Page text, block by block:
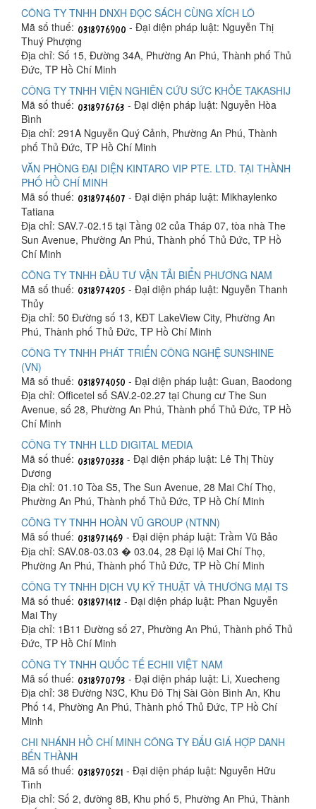
CÔNG TY TNHH DNXH ĐỌC SÁCH CÙNG XÍCH LÔ
Mã số thuế:
- Đại diện pháp luật: Nguyễn Thị
Thuý Phượng
Địa chỉ: Số 15, Đường 34A, Phường An Phú, Thành phố Thủ
Đức, TP Hồ Chí Minh
CÔNG TY TNHH VIỆN NGHIÊN CỨU SỨC KHỎE TAKASHIJ
Mã số thuế:
- Đại diện pháp luật: Nguyễn Hòa
Bình
Địa chỉ: 291A Nguyễn Quý Cảnh, Phường An Phú, Thành
phố Thủ Đức, TP Hồ Chí Minh
VĂN PHÒNG ĐẠI DIỆN KINTARO VIP PTE. LTD. TẠI THÀNH
PHỐ HỒ CHÍ MINH
Mã số thuế:
- Đại diện pháp luật: Mikhaylenko
Tatiana
Địa chỉ: SAV.7-02.15 tại Tầng 02 của Tháp 07, tòa nhà The
Sun Avenue, Phường An Phú, Thành phố Thủ Đức, TP Hồ
Chí Minh
CÔNG TY TNHH ĐẦU TƯ VẬN TẢI BIỂN PHƯƠNG NAM
Mã số thuế:
- Đại diện pháp luật: Nguyễn Thanh
Thủy
Địa chỉ: 50 Đường số 13, KĐT LakeView City, Phường An
Phú, Thành phố Thủ Đức, TP Hồ Chí Minh
CÔNG TY TNHH PHÁT TRIỂN CÔNG NGHỆ SUNSHINE
(VN)
Mã số thuế:
- Đại diện pháp luật: Guan, Baodong
Địa chỉ: Officetel số SAV.2-02.27 tại Chung cư The Sun
Avenue, số 28, Phường An Phú, Thành phố Thủ Đức, TP Hồ
Chí Minh
CÔNG TY TNHH LLD DIGITAL MEDIA
Mã số thuế:
- Đại diện pháp luật: Lê Thị Thùy
Dương
Địa chỉ: 01.10 Tòa S5, The Sun Avenue, 28 Mai Chí Thọ,
Phường An Phú, Thành phố Thủ Đức, TP Hồ Chí Minh
CÔNG TY TNHH HOÀN VŨ GROUP (NTNN)
Mã số thuế:
- Đại diện pháp luật: Trầm Vũ Bảo
Địa chỉ: SAV.08-03.03 � 03.04, 28 Đại lộ Mai Chí Thọ,
Phường An Phú, Thành phố Thủ Đức, TP Hồ Chí Minh
CÔNG TY TNHH DỊCH VỤ KỸ THUẬT VÀ THƯƠNG MẠI TS
Mã số thuế:
- Đại diện pháp luật: Phan Nguyễn
Mai Thy
Địa chỉ: 1B11 Đường số 27, Phường An Phú, Thành phố Thủ
Đức, TP Hồ Chí Minh
CÔNG TY TNHH QUỐC TẾ ECHII VIỆT NAM
Mã số thuế:
- Đại diện pháp luật: Li, Xuecheng
Địa chỉ: 38 Đường N3C, Khu Đô Thị Sài Gòn Bình An, Khu
Phố 14, Phường An Phú, Thành phố Thủ Đức, TP Hồ Chí
Minh
CHI NHÁNH HỒ CHÍ MINH CÔNG TY ĐẤU GIÁ HỢP DANH
BẾN THÀNH
Mã số thuế:
- Đại diện pháp luật: Nguyễn Hữu
Tình
Địa chỉ: Số 2, đường 8B, Khu phố 5, Phường An Phú, Thành